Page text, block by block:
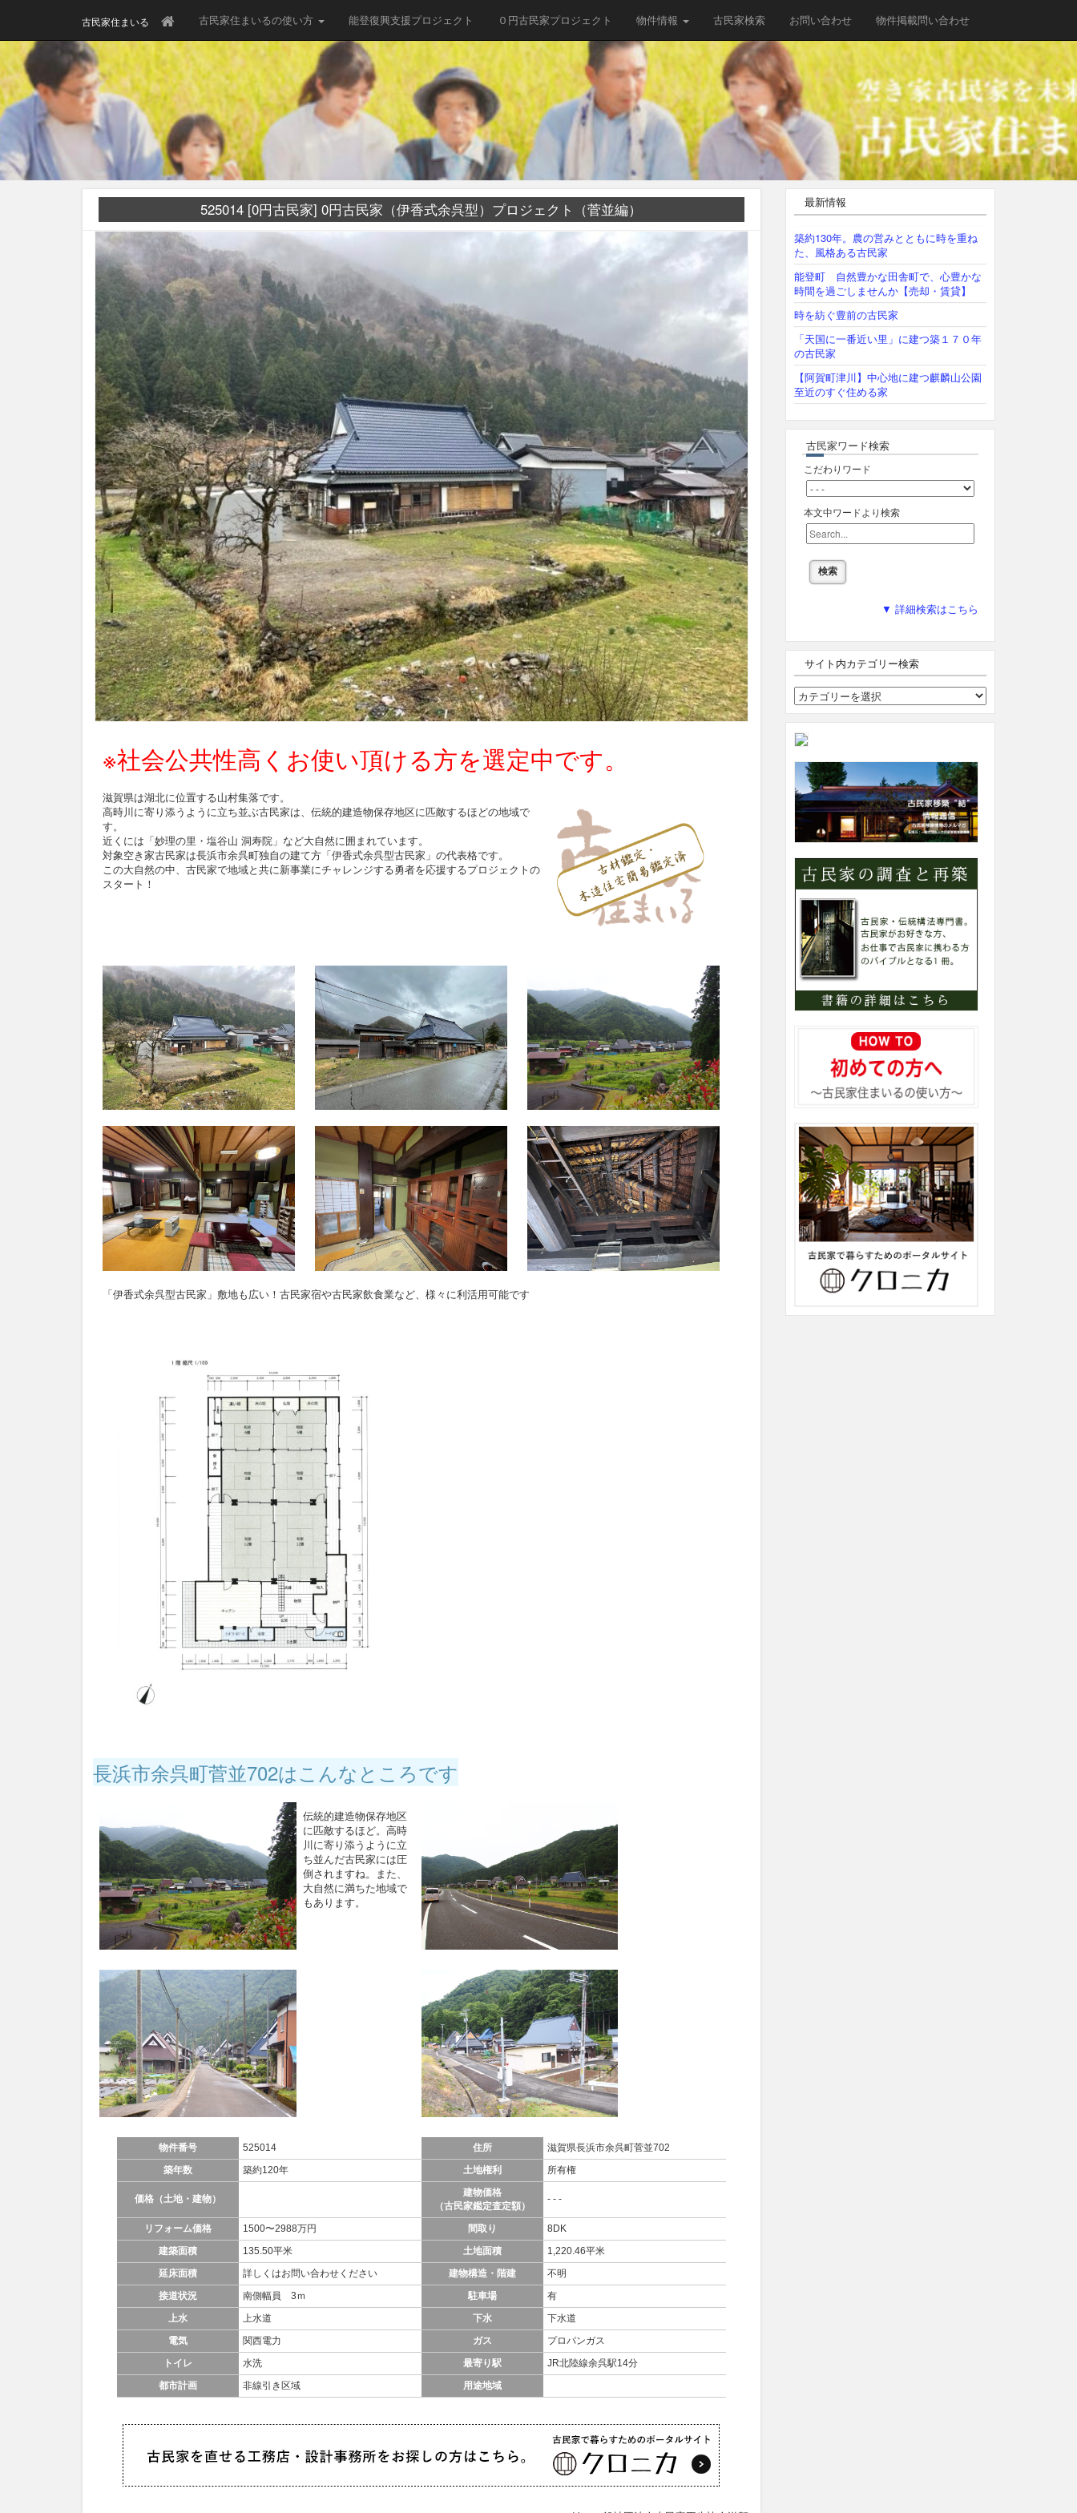
古民家住まいる 古民家住まいるの使い方 能登復興支援プロジェクト ０円古民家プロジェクト 物件情報 古民家検索 お問い合わせ 物件掲載問い合わせ
525014 [0円古民家] 0円古民家（伊香式余呉型）プロジェクト（菅並編）
※社会公共性高くお使い頂ける方を選定中です。
滋賀県は湖北に位置する山村集落です。
高時川に寄り添うように立ち並ぶ古民家は、伝統的建造物保存地区に匹敵するほどの地域で
す。
近くには「妙理の里・塩谷山 洞寿院」など大自然に囲まれています。
対象空き家古民家は長浜市余呉町独自の建て方「伊香式余呉型古民家」の代表格です。
この大自然の中、古民家で地域と共に新事業にチャレンジする勇者を応援するプロジェクトの
スタート！
「伊香式余呉型古民家」敷地も広い！古民家宿や古民家飲食業など、様々に利活用可能です
長浜市余呉町菅並702はこんなところです
伝統的建造物保存地区
に匹敵するほど。高時
川に寄り添うように立
ち並んだ古民家には圧
倒されますね。また、
大自然に満ちた地域で
もあります。
物件番号 525014 住所
滋賀県長浜市余呉町菅並702
築年数
築約120年 土地権利 所有権
価格（土地・建物）
建物価格
（古民家鑑定査定額）
- - -
リフォーム価格 1500〜2988万円 間取り
8DK
建築面積
135.50平米 土地面積
1,220.46平米
延床面積
詳しくはお問い合わせください 建物構造・階建
不明
接道状況
南側幅員 3ｍ 駐車場
有
上水
上水道 下水
下水道
電気
関西電力 ガス
プロパンガス
トイレ
水洗 最寄り駅
JR北陸線余呉駅14分
都市計画
非線引き区域 用途地域
最新情報
築約130年。農の営みとともに時を重ね
た、風格ある古民家
能登町 自然豊かな田舎町で、心豊かな
時間を過ごしませんか【売却・賃貸】
時を紡ぐ豊前の古民家
「天国に一番近い里」に建つ築１７０年
の古民家
【阿賀町津川】中心地に建つ麒麟山公園
至近のすぐ住める家
古民家ワード検索
こだわりワード
本文中ワードより検索
▼ 詳細検索はこちら
サイト内カテゴリー検索
サ
イ
ト
内
カ
テ
ゴ
リ
ー
検